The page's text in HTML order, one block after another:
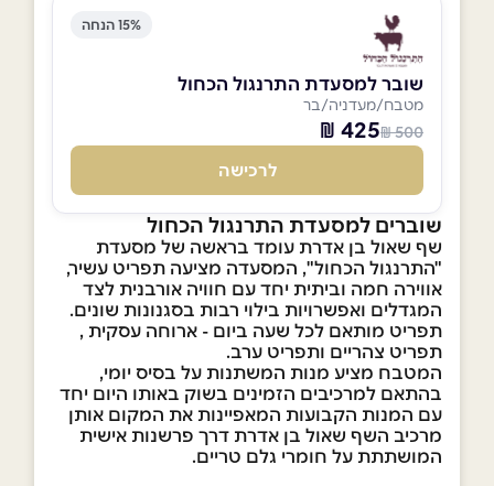
15% הנחה
שובר למסעדת התרנגול הכחול
מטבח/מעדניה/בר
500 ₪
425 ₪
לרכישה
שוברים למסעדת התרנגול הכחול
שף שאול בן אדרת עומד בראשה של מסעדת
"התרנגול הכחול", המסעדה מציעה תפריט עשיר,
אווירה חמה וביתית יחד עם חוויה אורבנית לצד
המגדלים ואפשרויות בילוי רבות בסגנונות שונים.
תפריט מותאם לכל שעה ביום - ארוחה עסקית ,
תפריט צהריים ותפריט ערב.
המטבח מציע מנות המשתנות על בסיס יומי,
בהתאם למרכיבים הזמינים בשוק באותו היום יחד
עם המנות הקבועות המאפיינות את המקום אותן
מרכיב השף שאול בן אדרת דרך פרשנות אישית
המושתתת על חומרי גלם טריים.